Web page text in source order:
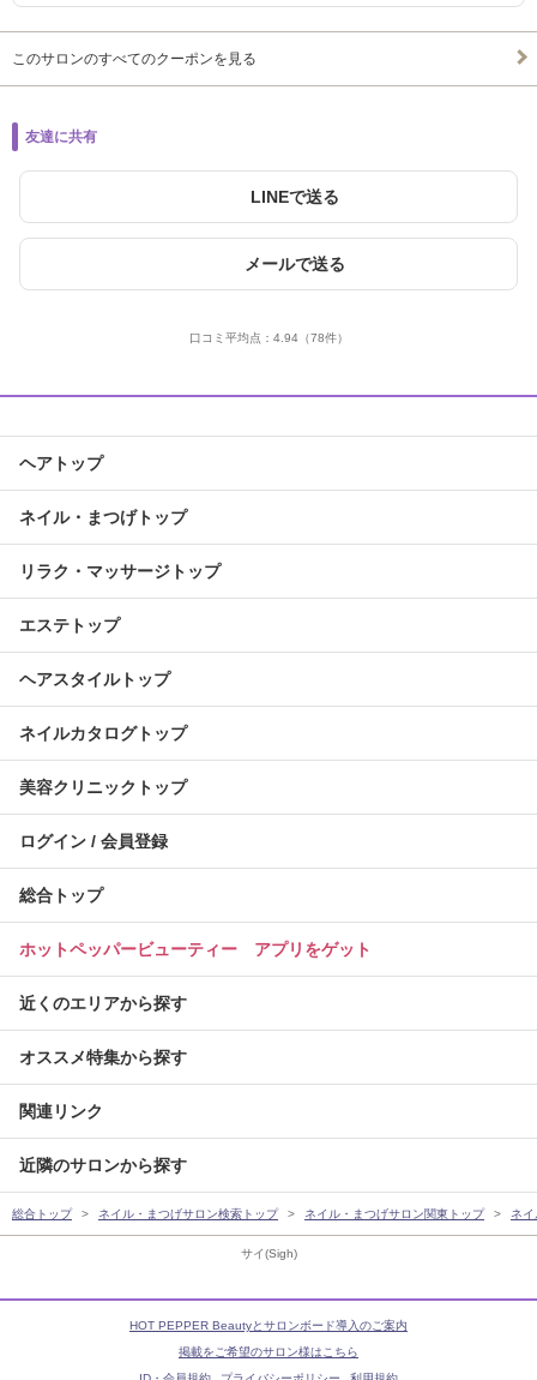
サイ(Sigh)
このサロンのすべてのクーポンを見る
友達に共有
LINEで送る
メールで送る
口コミ平均点： 4.94（78件）
ヘアトップ
ネイル・まつげトップ
リラク・マッサージトップ
エステトップ
ヘアスタイルトップ
ネイルカタログトップ
美容クリニックトップ
ログイン / 会員登録
総合トップ
ホットペッパービューティー アプリをゲット
近くのエリアから探す
オススメ特集から探す
関連リンク
近隣のサロンから探す
総合トップ ネイル・まつげサロン検索トップ ネイル・まつげサロン関東トップ ネ
HOT PEPPER Beautyとサロンボード導入のご案内
掲載をご希望のサロン様はこちら